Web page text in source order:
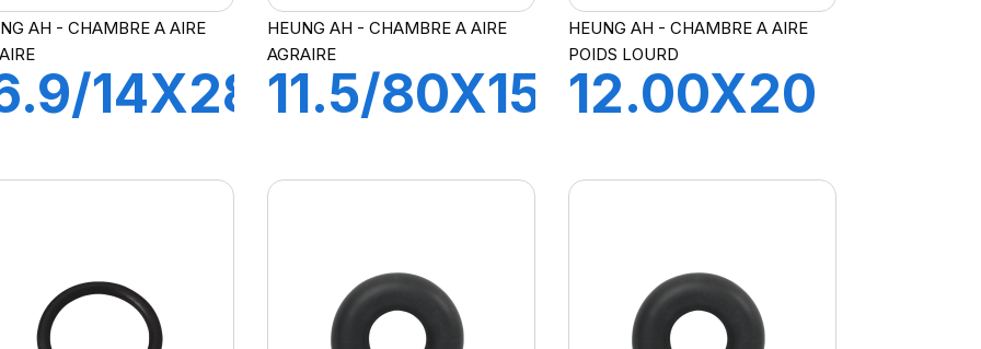
AH - CHAMBRE A AIRE
14X28
HEUNG AH - CHAMBRE A AIRE
AGRAIRE
11.5/80X15.3
HEUNG AH - CHAMBRE A AIRE
POIDS LOURD
12.00X20